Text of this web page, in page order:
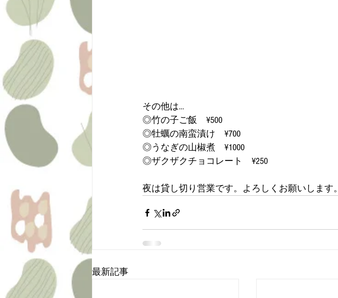
その他は…
◎竹の子ご飯　¥500
◎牡蠣の南蛮漬け　¥700
◎うなぎの山椒煮　¥1000
◎ザクザクチョコレート　¥250
夜は貸し切り営業です。よろしくお願いします。
最新記事